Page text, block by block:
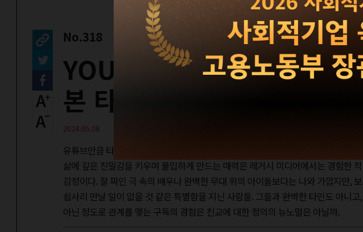
No.318
YOU IN TUBE - 유튜브로
본 타인의 삶 4
2024.05.08
유튜브만큼 타인의 삶을 가깝게 느끼게 하는 매체가 또 있을까. 만난 적도, 이야기를
삶에 깊은 친밀감을 키우며 몰입하게 만드는 매력은 레거시 미디어에서는 경험한
감정이다. 잘 짜인 극 속의 배우나 완벽한 무대 위의 아이돌보다는 나와 가깝지만,
쉽사리 만날 일이 없을 것 같은 특별함을 지닌 사람들. 그들과 완벽한 타인도 아니
아닌 정도로 관계를 맺는 구독의 경험은 친교에 대한 정의의 뉴노멀은 아닐까.